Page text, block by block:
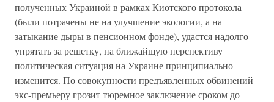
полученных Украиной в рамках Киотского протокола
(были потрачены не на улучшение экологии, а на
затыкание дыры в пенсионном фонде), удастся надолго
упрятать за решетку, на ближайшую перспективу
политическая ситуация на Украине принципиально
изменится. По совокупности предъявленных обвинений
экс-премьеру грозит тюремное заключение сроком до